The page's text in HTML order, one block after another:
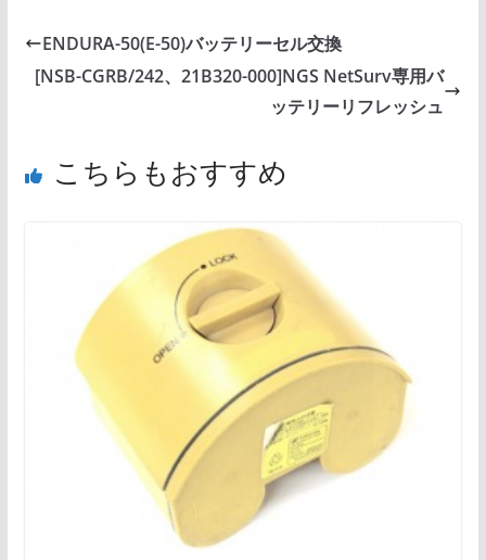
ENDURA-50(E-50)バッテリーセル交換
[NSB-CGRB/242、21B320-000]NGS NetSurv専用バ
ッテリーリフレッシュ
こちらもおすすめ